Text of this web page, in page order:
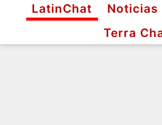
LatinChat
Noticias
Terra